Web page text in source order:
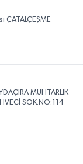
ÇATALÇEŞME
MUHTARLIK
SOK.NO:114